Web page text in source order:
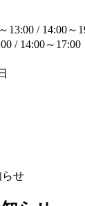
13:00 / 14:00～
/ 14:00～17:00
せ